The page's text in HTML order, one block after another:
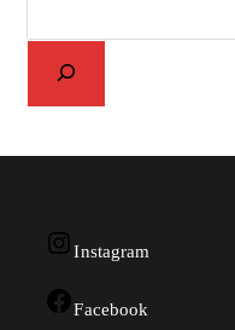
Instagram
Facebook